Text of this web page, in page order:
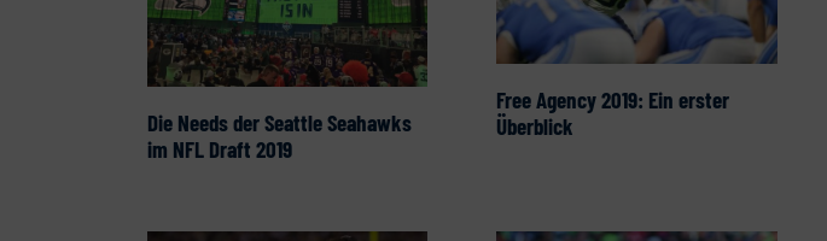
Die Needs der Seattle Seahawks
im NFL Draft 2019
Free Agency 2019: Ein erster
Überblick